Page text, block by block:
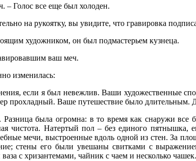
– Голос все еще был холоден.
на рукоятку, вы увидите, что гравировка
художником, он был подмастерьем кузнеца.
ваш меч.
изменилась:
если я был невежлив. Ваши художественные
прохладный. Ваше путешествие было
была огромна: в то время как снаружи все
чистота. Натертый пол – без единого пятнышка,
мечи, выстроенные вдоль одной из стен. За
стены его были увешаны свитками с
с хризантемами, чайник с чаем и несколько